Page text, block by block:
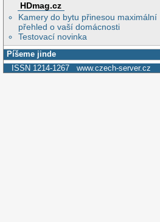
HDmag.cz
Kamery do bytu přinesou maximální
přehled o vaší domácnosti
Testovací novinka
Píšeme jinde
ISSN 1214-1267 www.czech-server.cz